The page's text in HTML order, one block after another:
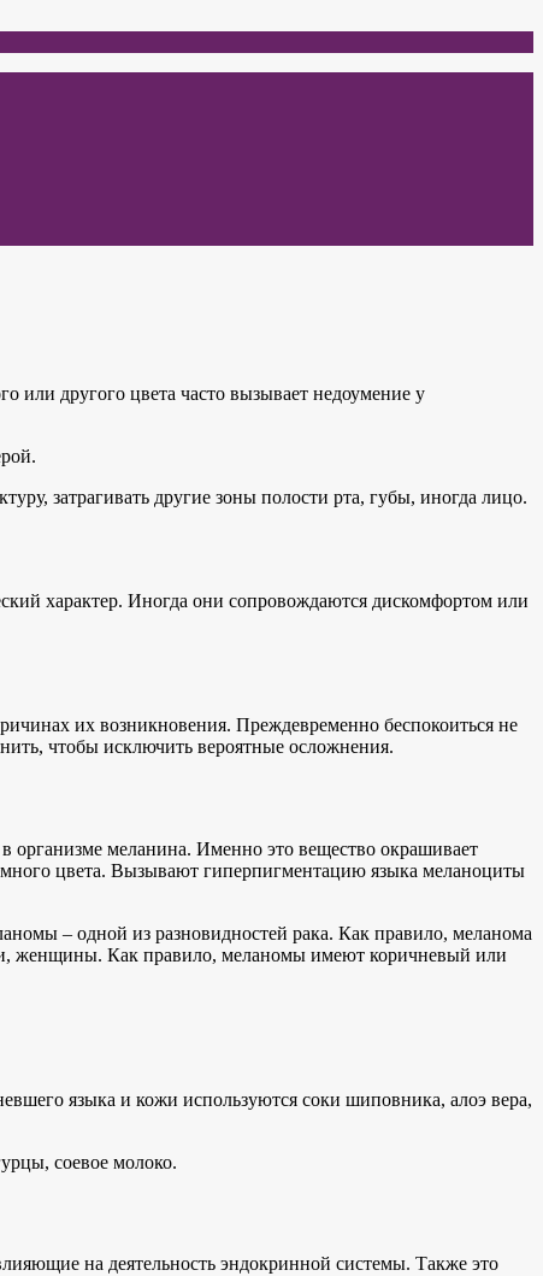
или другого цвета часто вызывает недоумение у
затрагивать другие зоны полости рта, губы, иногда лицо.
характер. Иногда они сопровождаются дискомфортом или
их возникновения. Преждевременно беспокоиться не
чтобы исключить вероятные осложнения.
организме меланина. Именно это вещество окрашивает
цвета. Вызывают гиперпигментацию языка меланоциты
– одной из разновидностей рака. Как правило, меланома
женщины. Как правило, меланомы имеют коричневый или
языка и кожи используются соки шиповника, алоэ вера,
соевое молоко.
на деятельность эндокринной системы. Также это